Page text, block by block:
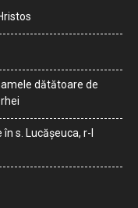
dătătoare de
s. Lucășeuca, r-l